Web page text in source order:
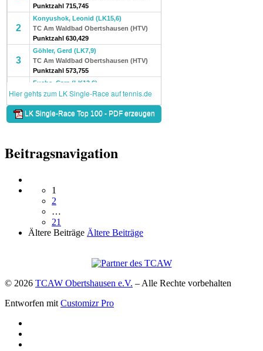
Beitragsnavigation
1
2
…
21
Ältere Beiträge Ältere Beiträge
© 2026 TCAW Obertshausen e.V. – Alle Rechte vorbehalten
Entworfen mit Customizr Pro